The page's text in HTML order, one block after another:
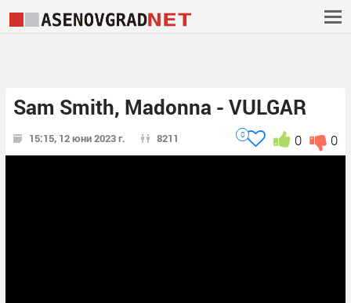
Sam Smith, Madonna - VULGAR
15:15, 12 юни 2023 г. 8211 0
0
0